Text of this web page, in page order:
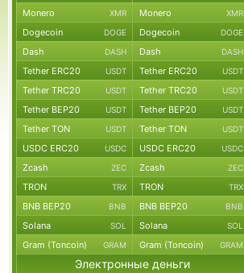
Monero XMR Monero XMR
Dogecoin DOGE Dogecoin DOGE
Dash DASH Dash DASH
Tether ERC20 USDT Tether ERC20 USDT
Tether TRC20 USDT Tether TRC20 USDT
Tether BEP20 USDT Tether BEP20 USDT
Tether TON USDT Tether TON USDT
USDC ERC20 USDC USDC ERC20 USDC
Zcash ZEC Zcash ZEC
TRON TRX TRON TRX
BNB BEP20 BNB BNB BEP20 BNB
Solana SOL Solana SOL
Gram (Toncoin) GRAM Gram (Toncoin) GRAM
Электронные деньги